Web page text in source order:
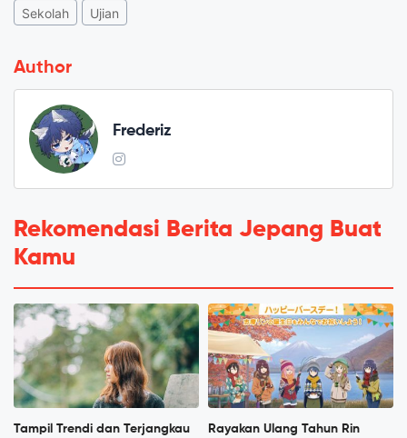
Sekolah Ujian
Author
Frederiz
Rekomendasi Berita Jepang Buat
Kamu
Tampil Trendi dan Terjangkau
Rayakan Ulang Tahun Rin